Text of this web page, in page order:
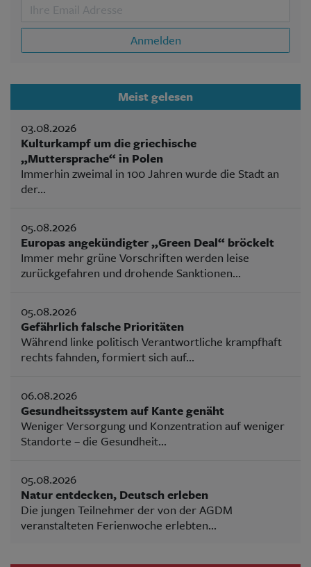
Anmelden
Meist gelesen
03.08.2026
Kulturkampf um die griechische
„Muttersprache“ in Polen
Immerhin zweimal in 100 Jahren wurde die Stadt an
der...
05.08.2026
Europas angekündigter „Green Deal“ bröckelt
Immer mehr grüne Vorschriften werden leise
zurückgefahren und drohende Sanktionen...
05.08.2026
Gefährlich falsche Prioritäten
Während linke politisch Verantwortliche krampfhaft
rechts fahnden, formiert sich auf...
06.08.2026
Gesundheitssystem auf Kante genäht
Weniger Versorgung und Konzentration auf weniger
Standorte – die Gesundheit...
05.08.2026
Natur entdecken, Deutsch erleben
Die jungen Teilnehmer der von der AGDM
veranstalteten Ferienwoche erlebten...